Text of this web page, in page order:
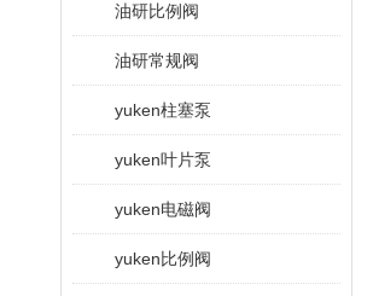
油研比例阀
油研常规阀
yuken柱塞泵
yuken叶片泵
yuken电磁阀
yuken比例阀